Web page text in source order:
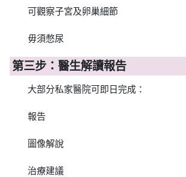
可觀察子宮及卵巢細節
毋須憋尿
第三步：醫生解讀報告
大部分私家醫院可即日完成：
報告
圖像解說
治療建議